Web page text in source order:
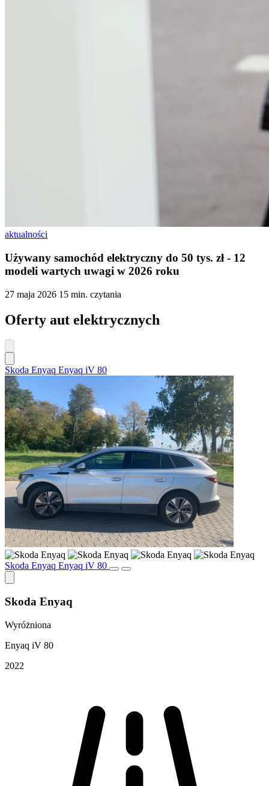
aktualności
Używany samochód elektryczny do 50 tys. zł - 12
modeli wartych uwagi w 2026 roku
27 maja 2026 15 min. czytania
Oferty aut elektrycznych
Skoda Enyaq Enyaq iV 80
Skoda Enyaq Enyaq iV 80
Skoda Enyaq
Wyróżniona
Enyaq iV 80
2022